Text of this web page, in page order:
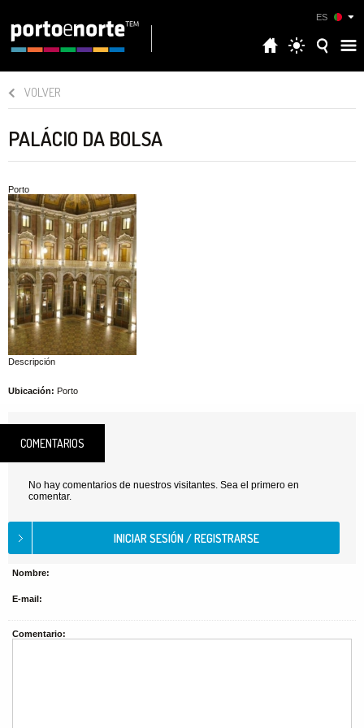
ES
VOLVER
PALÁCIO DA BOLSA
Porto
Descripción
Ubicación: Porto
COMENTARIOS
No hay comentarios de nuestros visitantes. Sea el primero en
comentar.
Nombre:
E-mail:
Comentario: